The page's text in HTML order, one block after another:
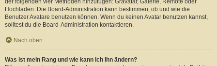
der folgenden vier Methoden hinzufügen: Gravatar, Galerie, Remote oder
Hochladen. Die Board-Administration kann bestimmen, ob und wie die
Benutzer Avatare benutzen können. Wenn du keinen Avatar benutzen kannst,
solltest du die Board-Administration kontaktieren.
Nach oben
Was ist mein Rang und wie kann ich ihn ändern?